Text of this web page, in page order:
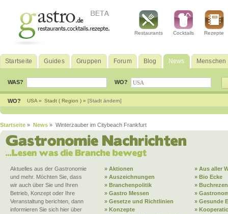
Restaurants Cocktails Rezepte
Startseite Guides Gruppen Forum Blog News Menschen
WAS? WO?
WO? USA » Stadt ( Region ) » [Stadt ändern]
Startseite » News » Winterzauber im Citybeach Frankfurt
Aktuelles aus der Gastronomie
und mehr. Möchten Sie, dass
wir auch über Sie und Ihren
Betrieb, Konzept oder Ihre
Veranstaltung berichten, dann
informieren Sie sich hier über
» Aktionen
» Aus aller
» Auszeichnungen
» Bio Ecke
» Branchenpolitik
»
» Gastro Messen
»
» Gesetze und Richtlinien
» Gesunde
» Konzepte
»